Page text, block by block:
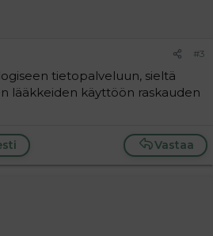
#3
tietopalveluun, sieltä
lääkkeiden käyttöön raskauden
Vastaa